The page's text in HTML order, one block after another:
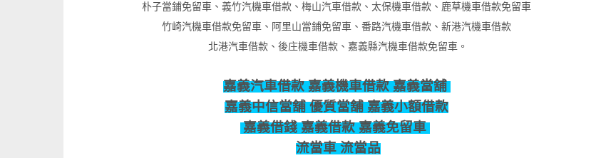
朴子當鋪免留車、義竹汽機車借款、梅山汽車借款、太保機車借款、鹿草機車借款免留車
竹崎汽機車借款免留車、阿里山當鋪免留車、番路汽機車借款、新港汽機車借款
北港汽車借款、後庄機車借款、嘉義縣汽機車借款免留車。
嘉義汽車借款 嘉義機車借款 嘉義當舖
嘉義中信當舖 優質當舖 嘉義小額借款
嘉義借錢 嘉義借款 嘉義免留車
流當車 流當品